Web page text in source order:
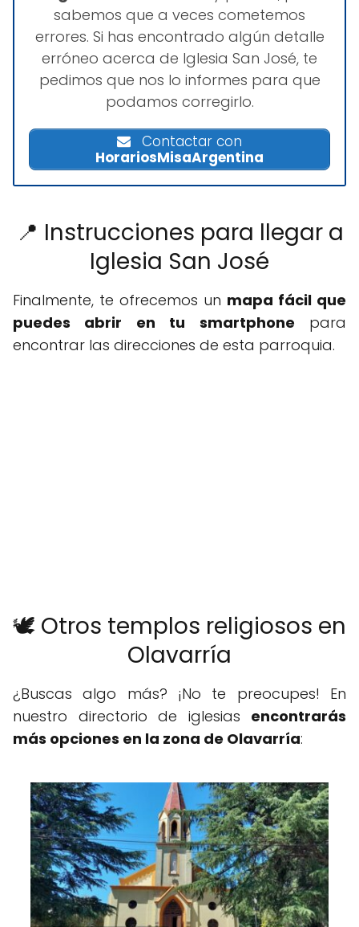
sabemos que a veces cometemos
errores. Si has encontrado algún detalle
erróneo acerca de Iglesia San José, te
pedimos que nos lo informes para que
podamos corregirlo.
Contactar con
HorariosMisaArgentina
📍 Instrucciones para llegar a
Iglesia San José
Finalmente, te ofrecemos un mapa fácil que
puedes abrir en tu smartphone para
encontrar las direcciones de esta parroquia.
🕊️ Otros templos religiosos en
Olavarría
¿Buscas algo más? ¡No te preocupes! En
nuestro directorio de iglesias encontrarás
más opciones en la zona de Olavarría: